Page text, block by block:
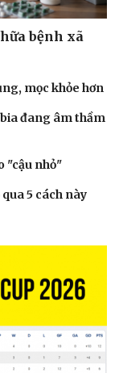
bệnh xã
mọc khỏe hơn
đang âm thầm
"cậu nhỏ"
5 cách này